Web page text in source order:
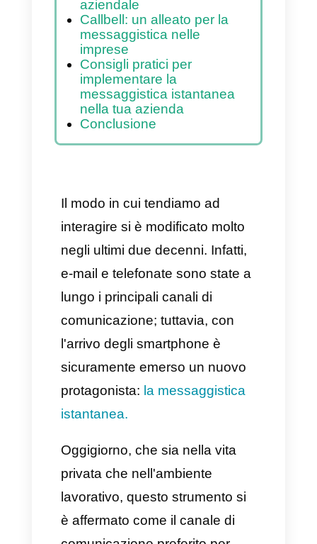
Che cos'è la messaggistica
istantanea?
Le app di messaggistica
più utilizzate
La messaggistica
istantanea nel mondo
aziendale
Callbell: un alleato per la
implementare la
messaggistica istantanea
nella tua azienda
Conclusione
Il modo in cui tendiamo ad
interagire si è modificato molto
negli ultimi due decenni. Infatti,
e-mail e telefonate sono state a
lungo i principali canali di
comunicazione; tuttavia, con
l'arrivo degli smartphone è